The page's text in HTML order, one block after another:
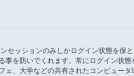
セッションのみしかログイン状態を保
を防いでくれます。常にログイン状
、大学などの共有されたコンピュータ